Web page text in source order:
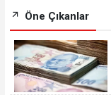
Öne Çıkanlar